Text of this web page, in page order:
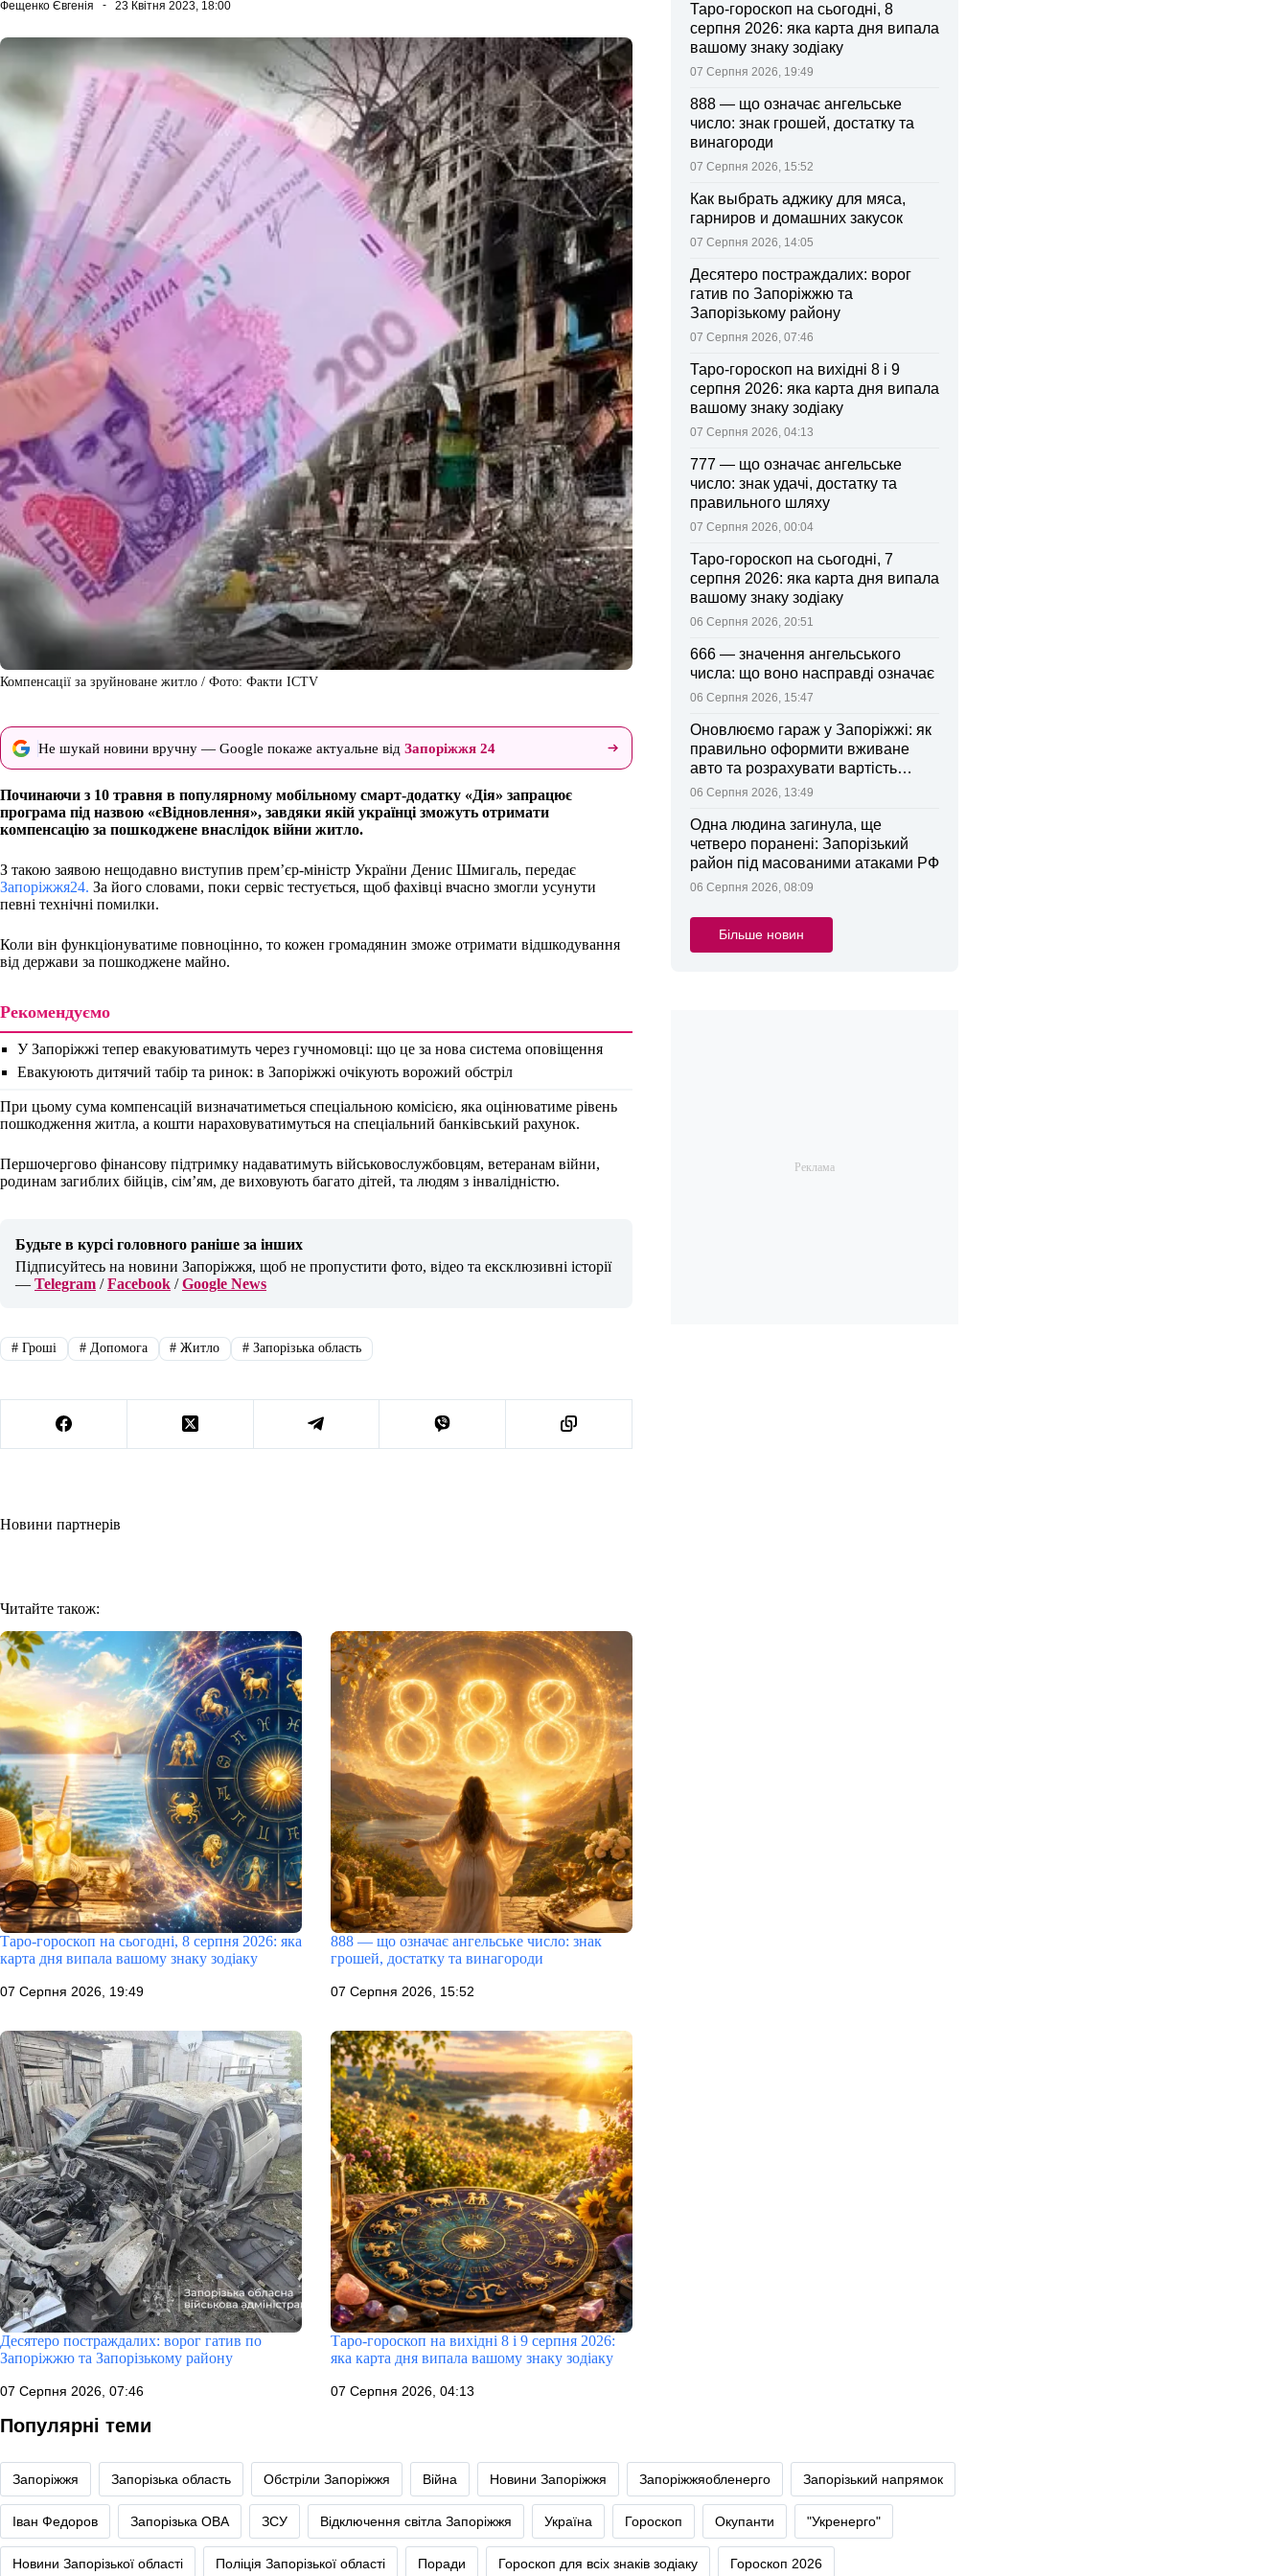
Фещенко Євгенія 23 Квітня 2023, 18:00
Компенсації за зруйноване житло / Фото: Факти ICTV
Не шукай новини вручну — Google покаже актуальне від Запоріжжя 24
Починаючи з 10 травня в популярному мобільному смарт-додатку «Дія» запрацює
програма під назвою «єВідновлення», завдяки якій українці зможуть отримати
компенсацію за пошкоджене внаслідок війни житло.
З такою заявою нещодавно виступив прем’єр-міністр України Денис Шмигаль, передає
Запоріжжя24. За його словами, поки сервіс тестується, щоб фахівці вчасно змогли усунути
певні технічні помилки.
Коли він функціонуватиме повноцінно, то кожен громадянин зможе отримати відшкодування
від держави за пошкоджене майно.
Рекомендуємо
У Запоріжжі тепер евакуюватимуть через гучномовці: що це за нова система оповіщення
Евакуюють дитячий табір та ринок: в Запоріжжі очікують ворожий обстріл
При цьому сума компенсацій визначатиметься спеціальною комісією, яка оцінюватиме рівень
пошкодження житла, а кошти нараховуватимуться на спеціальний банківський рахунок.
Першочергово фінансову підтримку надаватимуть військовослужбовцям, ветеранам війни,
родинам загиблих бійців, сім’ям, де виховують багато дітей, та людям з інвалідністю.
Будьте в курсі головного раніше за інших
Підписуйтесь на новини Запоріжжя, щоб не пропустити фото, відео та ексклюзивні історії
— Telegram /Facebook /Google News
#Гроші #Допомога # Житло # Запорізька область
Новини партнерів
Читайте також:
Таро-гороскоп на сьогодні, 8 серпня 2026: яка
карта дня випала вашому знаку зодіаку
07 Серпня 2026, 19:49
888 — що означає ангельське число: знак
грошей, достатку та винагороди
07 Серпня 2026, 15:52
Десятеро постраждалих: ворог гатив по
Запоріжжю та Запорізькому району
07 Серпня 2026, 07:46
Таро-гороскоп на вихідні 8 і 9 серпня 2026:
яка карта дня випала вашому знаку зодіаку
07 Серпня 2026, 04:13
Таро-гороскоп на сьогодні, 8
серпня 2026: яка карта дня випала
вашому знаку зодіаку
07 Серпня 2026, 19:49
888 — що означає ангельське
число: знак грошей, достатку та
винагороди
07 Серпня 2026, 15:52
Как выбрать аджику для мяса,
гарниров и домашних закусок
07 Серпня 2026, 14:05
Десятеро постраждалих: ворог
гатив по Запоріжжю та
Запорізькому району
07 Серпня 2026, 07:46
Таро-гороскоп на вихідні 8 і 9
серпня 2026: яка карта дня випала
вашому знаку зодіаку
07 Серпня 2026, 04:13
777 — що означає ангельське
число: знак удачі, достатку та
правильного шляху
07 Серпня 2026, 00:04
Таро-гороскоп на сьогодні, 7
серпня 2026: яка карта дня випала
вашому знаку зодіаку
06 Серпня 2026, 20:51
666 — значення ангельського
числа: що воно насправді означає
06 Серпня 2026, 15:47
Оновлюємо гараж у Запоріжжі: як
правильно оформити вживане
авто та розрахувати вартість
поліса
06 Серпня 2026, 13:49
Одна людина загинула, ще
четверо поранені: Запорізький
район під масованими атаками РФ
06 Серпня 2026, 08:09
Більше новин
Популярні теми
Запоріжжя Запорізька область Обстріли Запоріжжя Війна Новини Запоріжжя Запоріжжяобленерго Запорізький напрямок
Іван Федоров Запорізька ОВА ЗСУ Відключення світла Запоріжжя Україна Гороскоп Окупанти "Укренерго"
Новини Запорізької області Поліція Запорізької області Поради Гороскоп для всіх знаків зодіаку Гороскоп 2026